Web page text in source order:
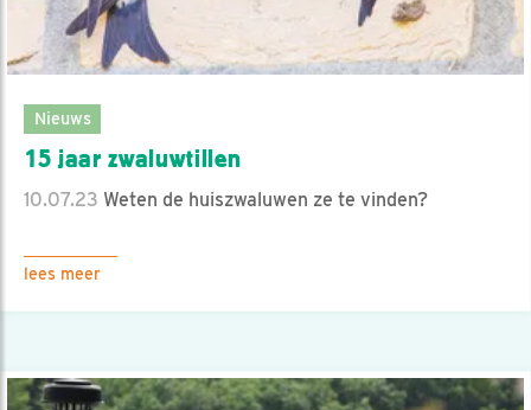
Nieuws
15 jaar zwaluwtillen
10.07.23 Weten de huiszwaluwen ze te vinden?
lees meer